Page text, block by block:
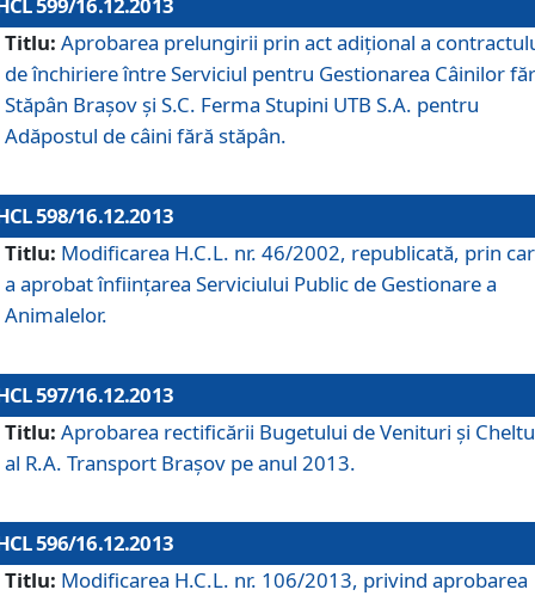
599/16.12.2013
Titlu: Aprobarea prelungirii prin act adiţional a
de închiriere între Serviciul pentru Gestionarea Câinilor
Stăpân Braşov şi S.C. Ferma Stupini UTB S.A. pentru
Adăpostul de câini fără stăpân.
598/16.12.2013
Titlu: Modificarea H.C.L. nr. 46/2002, republicată, prin
a aprobat înfiinţarea Serviciului Public de Gestionare a
Animalelor.
597/16.12.2013
Titlu: Aprobarea rectificării Bugetului de Venituri şi
al R.A. Transport Braşov pe anul 2013.
596/16.12.2013
Titlu: Modificarea H.C.L. nr. 106/2013, privind aprobarea